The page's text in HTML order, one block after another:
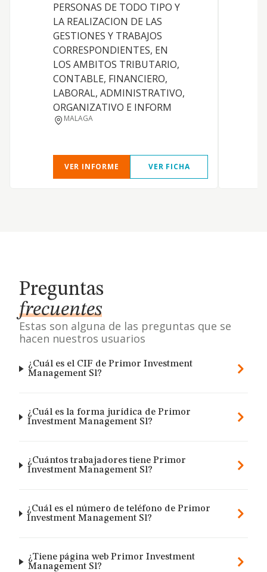
PERSONAS DE TODO TIPO Y
LA REALIZACION DE LAS
GESTIONES Y TRABAJOS
CORRESPONDIENTES, EN
LOS AMBITOS TRIBUTARIO,
CONTABLE, FINANCIERO,
LABORAL, ADMINISTRATIVO,
ORGANIZATIVO E INFORM
MALAGA
VER INFORME VER FICHA
Preguntas
frecuentes
Estas son alguna de las preguntas que se
hacen nuestros usuarios
¿Cuál es el CIF de Primor Investment
Management Sl?
¿Cuál es la forma jurídica de Primor
Investment Management Sl?
¿Cuántos trabajadores tiene Primor
Investment Management Sl?
¿Cuál es el número de teléfono de Primor
Investment Management Sl?
¿Tiene página web Primor Investment
Management Sl?